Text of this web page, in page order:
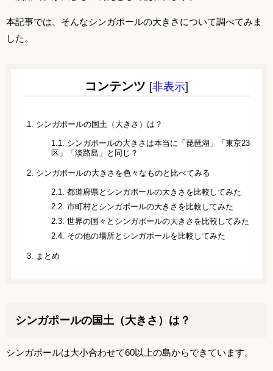
本記事では、そんなシンガポールの大きさについて調べてみま
した。
コンテンツ [非表示]
1. シンガポールの国土（大きさ）は？
1.1.
シンガポールの大きさは本当に「琵琶湖」「東京23
区」「淡路島」と同じ？
2. シンガポールの大きさを色々なものと比べてみる
2.1.
都道府県とシンガポールの大きさを比較してみた
2.2. 市町村とシンガポールの大きさを比較してみた
2.3. 世界の国々とシンガポールの大きさを比較してみた
2.4. その他の場所とシンガポールを比較してみた
3. まとめ
シンガポールの国土（大きさ）は？
シンガポールは大小合わせて60以上の島からできています。